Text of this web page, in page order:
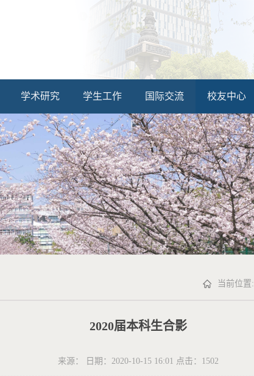
学术研究 学生工作 国际交流 校友中心
当前位置:
2020届本科生合影
来源： 日期：2020-10-15 16:01 点击： 1502